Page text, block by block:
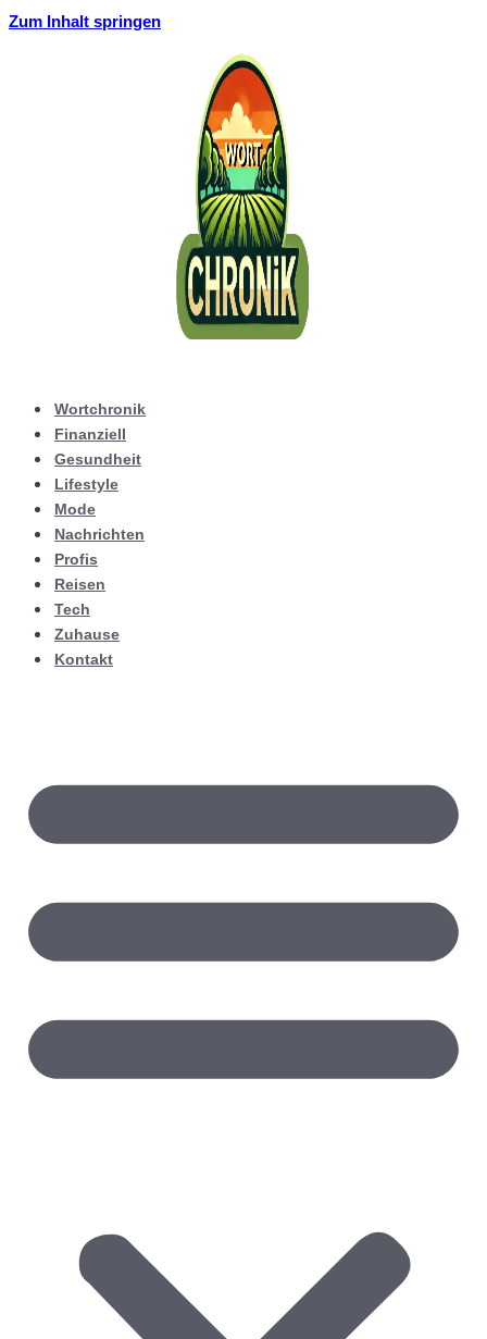
Zum Inhalt springen
Wortchronik
Finanziell
Gesundheit
Lifestyle
Mode
Nachrichten
Profis
Reisen
Tech
Zuhause
Kontakt